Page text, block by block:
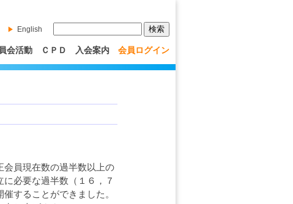
English
会活動 ＣＰＤ 入会案内 会員ログイン
員現在数の過半数以上の
必要な過半数（１６，７
することができました。